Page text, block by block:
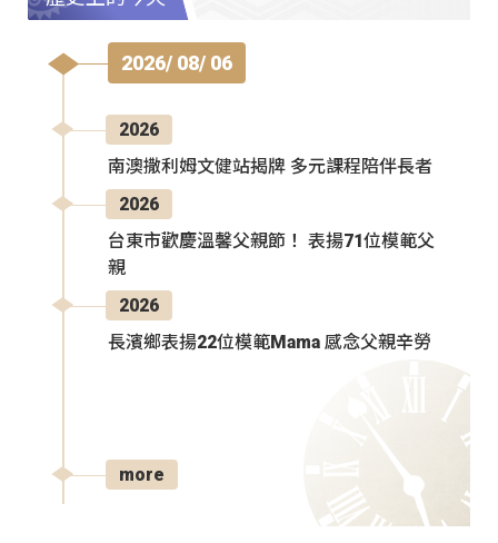
2026/ 08/ 06
2026
南澳撒利姆文健站揭牌 多元課程陪伴長者
2026
台東市歡慶溫馨父親節！ 表揚71位模範父
親
2026
長濱鄉表揚22位模範Mama 感念父親辛勞
more